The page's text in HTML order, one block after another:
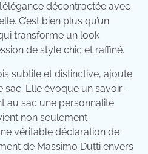
décontractée avec
C’est bien plus qu’un
transforme un look
de style chic et raffiné.
subtile et distinctive, ajoute
sac. Elle évoque un savoir-
au sac une personnalité
non seulement
véritable déclaration de
de Massimo Dutti envers